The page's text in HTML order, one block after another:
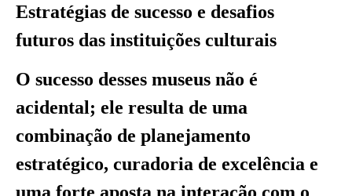
Estratégias de sucesso e desafios
futuros das instituições culturais
O sucesso desses museus não é
acidental; ele resulta de uma
combinação de planejamento
estratégico, curadoria de excelência e